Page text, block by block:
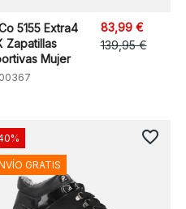
5155 Extra4
Zapatillas
Mujer
83,99 €
139,95 €
GRATIS
favorite_border